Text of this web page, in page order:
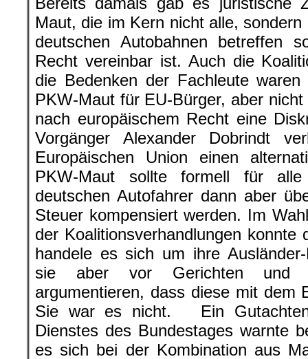
Maut, die im Kern nicht alle,
deutschen Autobahnen betreffen
Recht vereinbar ist. Auch die
die Bedenken der Fachleute
PKW-Maut für EU-Bürger, aber
nach europäischem Recht eine
Vorgänger Alexander Dobrindt
Europäischen Union einen
PKW-Maut sollte formell für
deutschen Autofahrer dann aber
Steuer kompensiert werden. Im
der Koalitionsverhandlungen
handele es sich um ihre
sie aber vor Gerichten und
argumentieren, dass diese mit dem
Sie war es nicht. Ein Gutachten
Dienstes des Bundestages warnte
es sich bei der Kombination aus